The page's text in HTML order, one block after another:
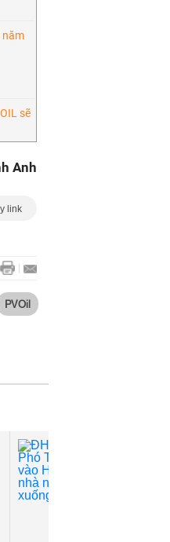
năm
sẽ
Anh
link
PVOil
ĐHCĐ PVOIL: Phó Tổng
Vietjet vào HĐQT, vốn nhà
nước giảm xuống 35,1%...
DOANH NGHIỆP